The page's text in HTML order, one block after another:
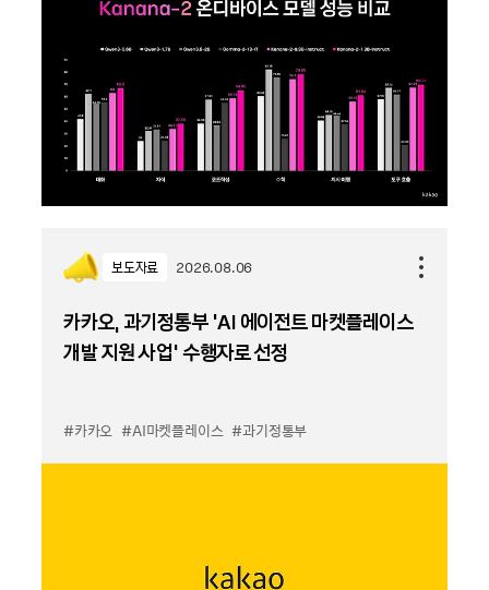
보도자료 2026.08.06
카카오, 과기정통부 ‘AI 에이전트 마켓플레이스
개발 지원 사업’ 수행자로 선정
#카카오 #AI마켓플레이스 #과기정통부